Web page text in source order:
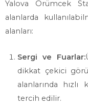
Yalova Örümcek
alanlarda
alanları:
Sergi ve Fuarlar:
dikkat çekici
alanlarında
tercih edilir.